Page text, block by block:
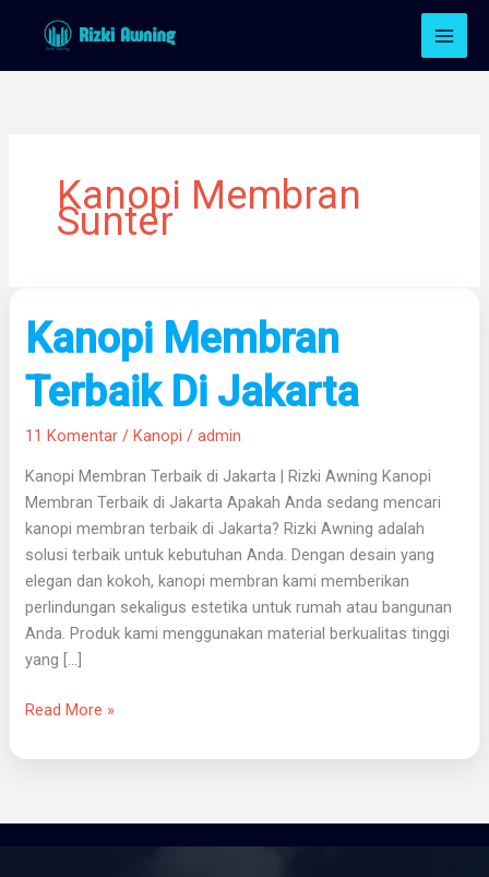
Kanopi Membran
Sunter
Kanopi Membran
Terbaik Di Jakarta
11 Komentar /Kanopi /admin
Kanopi Membran Terbaik di Jakarta | Rizki Awning Kanopi
Membran Terbaik di Jakarta Apakah Anda sedang mencari
kanopi membran terbaik di Jakarta? Rizki Awning adalah
solusi terbaik untuk kebutuhan Anda. Dengan desain yang
elegan dan kokoh, kanopi membran kami memberikan
perlindungan sekaligus estetika untuk rumah atau bangunan
Anda. Produk kami menggunakan material berkualitas tinggi
yang […]
Kanopi
Membran
Terbaik
Di
Jakarta
Read More »